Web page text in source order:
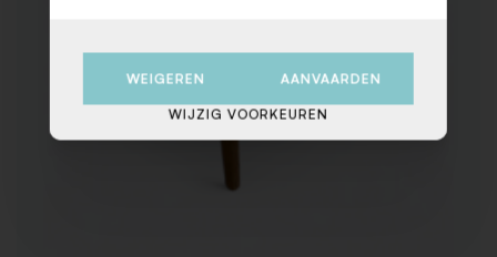
WEIGEREN AANVAARDEN
WIJZIG VOORKEUREN